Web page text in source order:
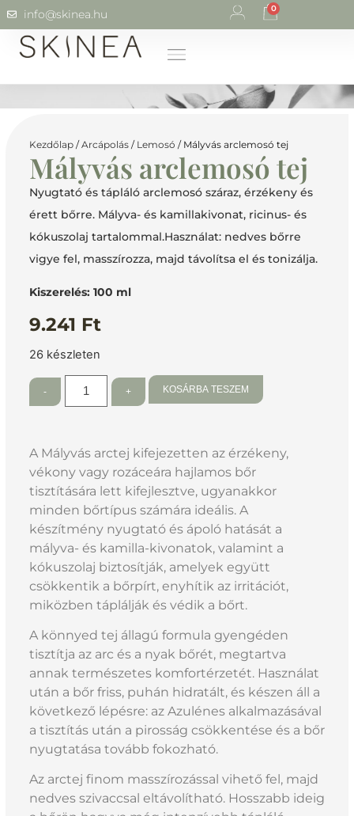
info@skinea.hu 0
Kezdőlap /Arcápolás / Lemosó / Mályvás arclemosó tej
Mályvás arclemosó tej
Nyugtató és tápláló arclemosó száraz, érzékeny és
érett bőrre. Mályva- és kamillakivonat, ricinus- és
kókuszolaj tartalommal.Használat: nedves bőrre
vigye fel, masszírozza, majd távolítsa el és tonizálja.
Kiszerelés: 100 ml
9.241 Ft
26 készleten
- + KOSÁRBA TESZEM
A Mályvás arctej kifejezetten az érzékeny,
vékony vagy rozáceára hajlamos bőr
tisztítására lett kifejlesztve, ugyanakkor
minden bőrtípus számára ideális. A
készítmény nyugtató és ápoló hatását a
mályva- és kamilla-kivonatok, valamint a
kókuszolaj biztosítják, amelyek együtt
csökkentik a bőrpírt, enyhítik az irritációt,
miközben táplálják és védik a bőrt.
A könnyed tej állagú formula gyengéden
tisztítja az arc és a nyak bőrét, megtartva
annak természetes komfortérzetét. Használat
után a bőr friss, puhán hidratált, és készen áll a
következő lépésre: az Azulénes alkalmazásával
a tisztítás után a pirosság csökkentése és a bőr
nyugtatása tovább fokozható.
Az arctej finom masszírozással vihető fel, majd
nedves szivaccsal eltávolítható. Hosszabb ideig